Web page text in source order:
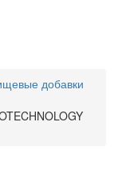
добавки